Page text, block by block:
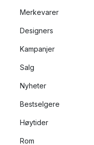
Merkevarer
Designers
Kampanjer
Salg
Nyheter
Bestselgere
Høytider
Rom